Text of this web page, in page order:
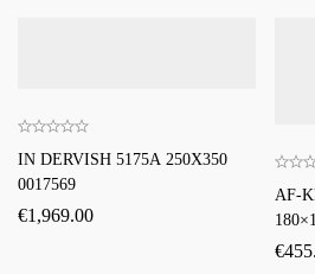
IN DERVISH 5175A 250X350
0017569
€1,969.00
AF-
€